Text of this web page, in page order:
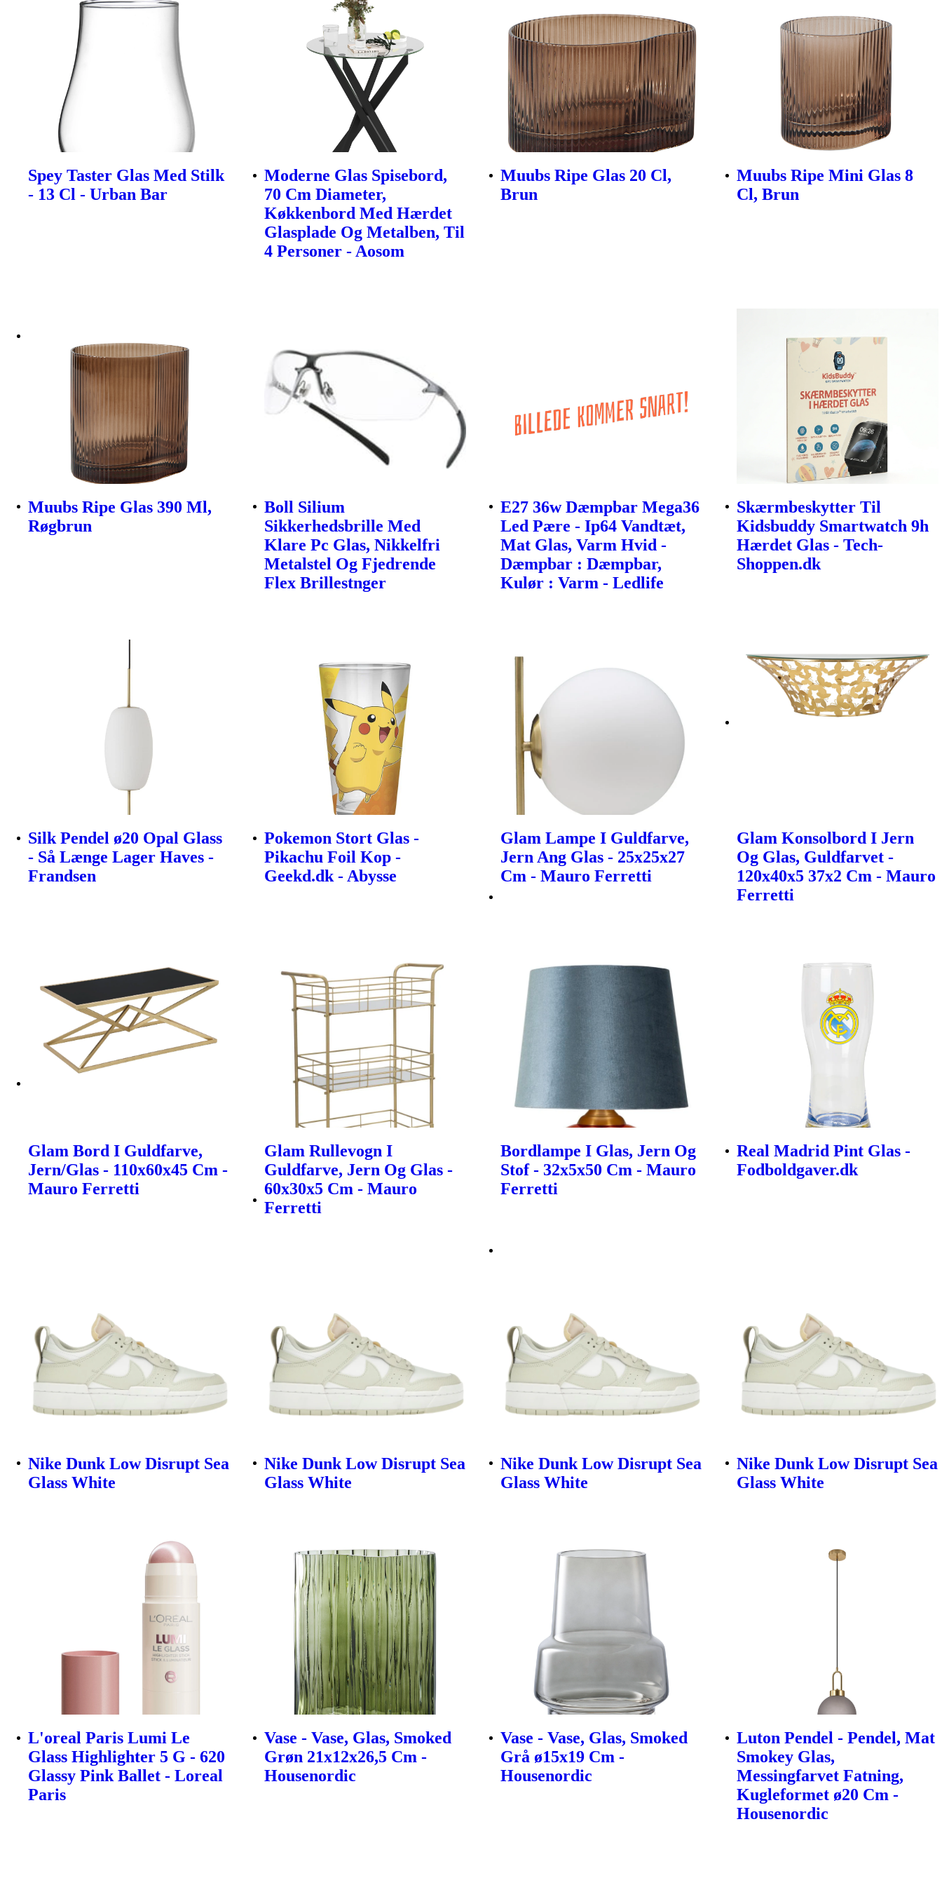
Spey Taster Glas Med Stilk
- 13 Cl - Urban Bar
Moderne Glas Spisebord,
70 Cm Diameter,
Køkkenbord Med Hærdet
Glasplade Og Metalben, Til
4 Personer - Aosom
Muubs Ripe Glas 20 Cl,
Brun
Muubs Ripe Mini Glas 8
Cl, Brun
Muubs Ripe Glas 390 Ml,
Røgbrun
Boll Silium
Sikkerhedsbrille Med
Klare Pc Glas, Nikkelfri
Metalstel Og Fjedrende
Flex Brillestnger
E27 36w Dæmpbar Mega36
Led Pære - Ip64 Vandtæt,
Mat Glas, Varm Hvid -
Dæmpbar : Dæmpbar,
Kulør : Varm - Ledlife
Skærmbeskytter Til
Kidsbuddy Smartwatch 9h
Hærdet Glas - Tech-
Shoppen.dk
Silk Pendel ø20 Opal Glass
- Så Længe Lager Haves -
Frandsen
Pokemon Stort Glas -
Pikachu Foil Kop -
Geekd.dk - Abysse
Glam Lampe I Guldfarve,
Jern Ang Glas - 25x25x27
Cm - Mauro Ferretti
Glam Konsolbord I Jern
Og Glas, Guldfarvet -
120x40x5 37x2 Cm - Mauro
Ferretti
Glam Bord I Guldfarve,
Jern/Glas - 110x60x45 Cm -
Mauro Ferretti
Glam Rullevogn I
Guldfarve, Jern Og Glas -
60x30x5 Cm - Mauro
Ferretti
Bordlampe I Glas, Jern Og
Stof - 32x5x50 Cm - Mauro
Ferretti
Real Madrid Pint Glas -
Fodboldgaver.dk
Nike Dunk Low Disrupt Sea
Glass White
Nike Dunk Low Disrupt Sea
Glass White
Nike Dunk Low Disrupt Sea
Glass White
Nike Dunk Low Disrupt Sea
Glass White
L'oreal Paris Lumi Le
Glass Highlighter 5 G - 620
Glassy Pink Ballet - Loreal
Paris
Vase - Vase, Glas, Smoked
Grøn 21x12x26,5 Cm -
Housenordic
Vase - Vase, Glas, Smoked
Grå ø15x19 Cm -
Housenordic
Luton Pendel - Pendel, Mat
Smokey Glas,
Messingfarvet Fatning,
Kugleformet ø20 Cm -
Housenordic